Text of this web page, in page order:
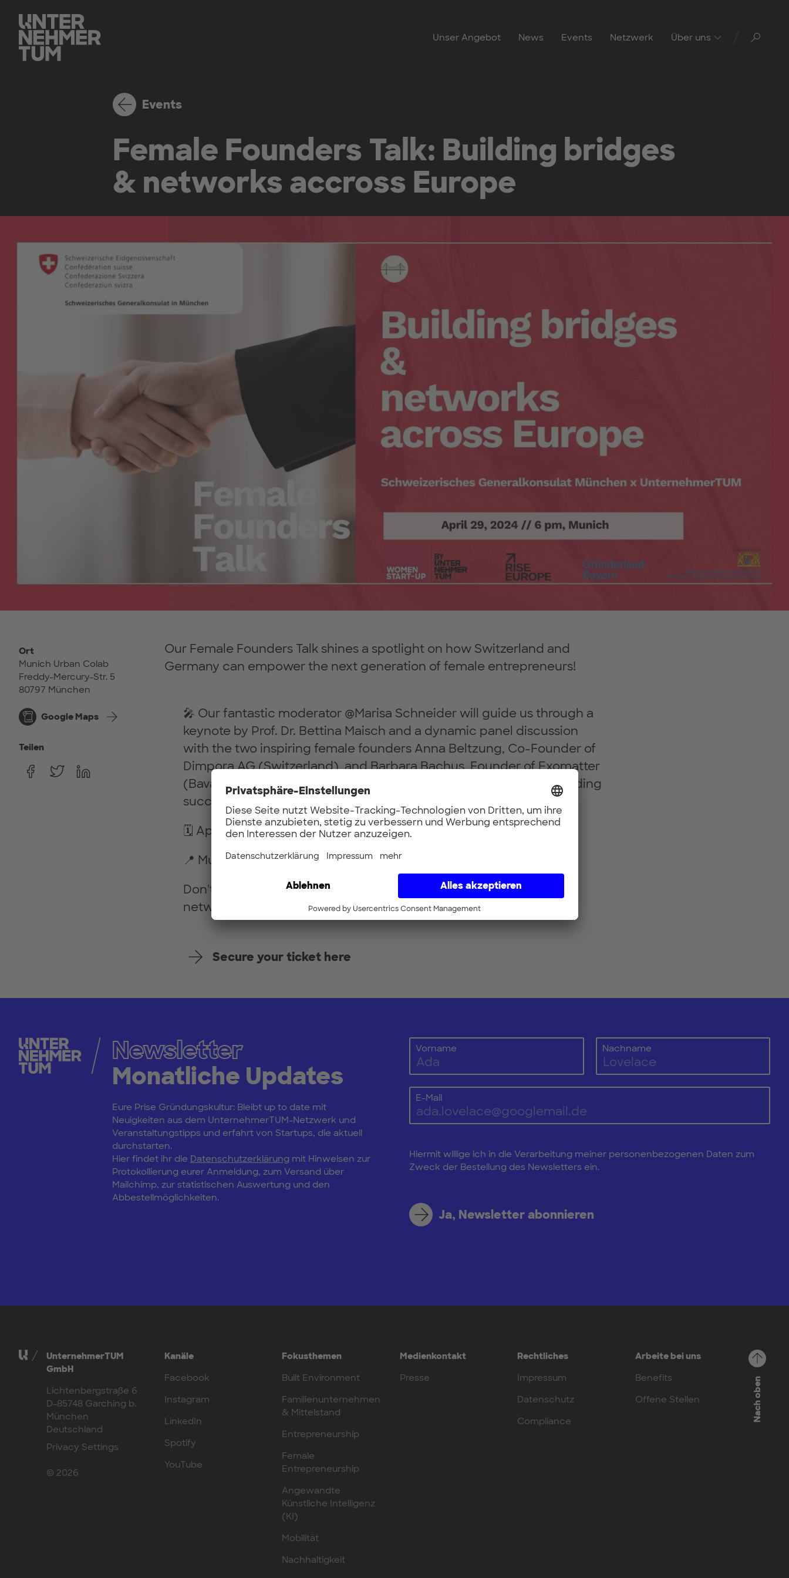
Unser Angebot News Events Netzwerk Über uns
Events
Female Founders Talk: Building bridges
& networks accross Europe
Ort
Munich Urban Colab
Freddy-Mercury-Str. 5
80797 München
Google Maps
Teilen
Our Female Founders Talk shines a spotlight on how Switzerland and
Germany can empower the next generation of female entrepreneurs!
🎤 Our fantastic moderator @Marisa Schneider will guide us through a
keynote by Prof. Dr. Bettina Maisch and a dynamic panel discussion
with the two inspiring female founders Anna Beltzung, Co-Founder of
Dimpora AG (Switzerland), and Barbara Bachus, Founder of Exomatter
(Bavaria), sharing their firsthand experiences and insights into building
successful businesses.
🗓️ April 29, 6 pm
📍 Munich Urban Colab, Freddy-Mercury-Str. 5, 80797 München
Don't miss this chance for cross-border exchange, inspiration, and
networking over finger food and drinks. See you there!
Secure your ticket here
Newsletter
Monatliche Updates
Eure Prise Gründungskultur: Bleibt up to date mit
Neuigkeiten aus dem UnternehmerTUM-Netzwerk und
Veranstaltungstipps und erfahrt von Startups, die aktuell
durchstarten.
Hier findet ihr die Datenschutzerklärung mit Hinweisen zur
Protokollierung eurer Anmeldung, zum Versand über
Mailchimp, zur statistischen Auswertung und den
Abbestellmöglichkeiten.
Vorname Nachname
E-Mail
Hiermit willige ich in die Verarbeitung meiner personenbezogenen Daten zum
Zweck der Bestellung des Newsletters ein.
Ja, Newsletter abonnieren
UnternehmerTUM
GmbH
Lichtenbergstraße 6
D-85748 Garching b.
München
Deutschland
Privacy Settings
© 2026
Kanäle
Facebook
Instagram
LinkedIn
Spotify
YouTube
Fokusthemen
Built Environment
Familienunternehmen
& Mittelstand
Entrepreneurship
Female
Entrepreneurship
Angewandte
Künstliche Intelligenz
(KI)
Mobilität
Nachhaltigkeit
Medienkontakt
Presse
Rechtliches
Impressum
Datenschutz
Compliance
Arbeite bei uns
Benefits
Offene Stellen
Nach oben